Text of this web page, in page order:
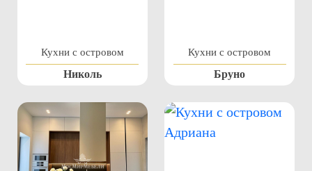
Кухни с островом
Николь
Кухни с островом
Бруно